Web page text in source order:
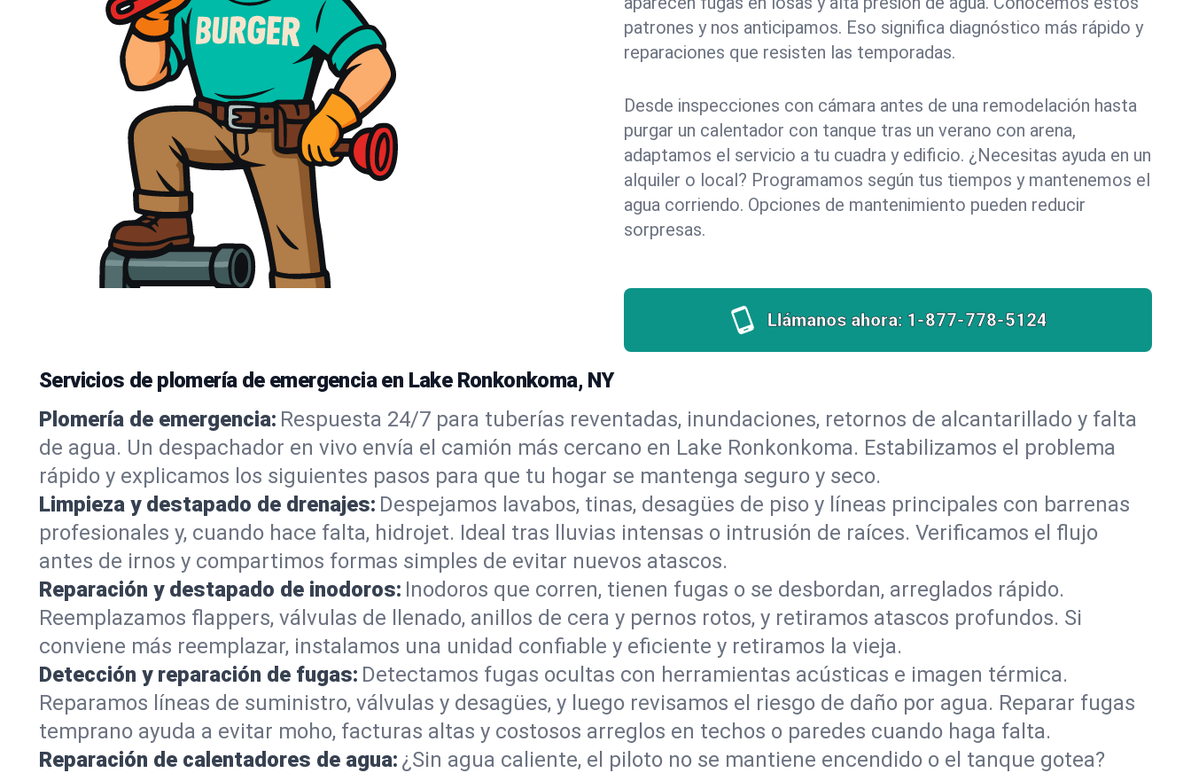
patrones y nos anticipamos. Eso significa diagnóstico más rápido y
reparaciones que resisten las temporadas.
Desde inspecciones con cámara antes de una remodelación hasta
purgar un calentador con tanque tras un verano con arena,
adaptamos el servicio a tu cuadra y edificio. ¿Necesitas ayuda en un
alquiler o local? Programamos según tus tiempos y mantenemos el
agua corriendo. Opciones de mantenimiento pueden reducir
sorpresas.
Llámanos ahora: 1-877-778-5124
Servicios de plomería de emergencia en Lake Ronkonkoma, NY
Plomería de emergencia: Respuesta 24/7 para tuberías reventadas, inundaciones, retornos de alcantarillado y falta
de agua. Un despachador en vivo envía el camión más cercano en Lake Ronkonkoma. Estabilizamos el problema
rápido y explicamos los siguientes pasos para que tu hogar se mantenga seguro y seco.
Limpieza y destapado de drenajes: Despejamos lavabos, tinas, desagües de piso y líneas principales con barrenas
profesionales y, cuando hace falta, hidrojet. Ideal tras lluvias intensas o intrusión de raíces. Verificamos el flujo
antes de irnos y compartimos formas simples de evitar nuevos atascos.
Reparación y destapado de inodoros: Inodoros que corren, tienen fugas o se desbordan, arreglados rápido.
Reemplazamos flappers, válvulas de llenado, anillos de cera y pernos rotos, y retiramos atascos profundos. Si
conviene más reemplazar, instalamos una unidad confiable y eficiente y retiramos la vieja.
Detección y reparación de fugas: Detectamos fugas ocultas con herramientas acústicas e imagen térmica.
Reparamos líneas de suministro, válvulas y desagües, y luego revisamos el riesgo de daño por agua. Reparar fugas
temprano ayuda a evitar moho, facturas altas y costosos arreglos en techos o paredes cuando haga falta.
Reparación de calentadores de agua: ¿Sin agua caliente, el piloto no se mantiene encendido o el tanque gotea?